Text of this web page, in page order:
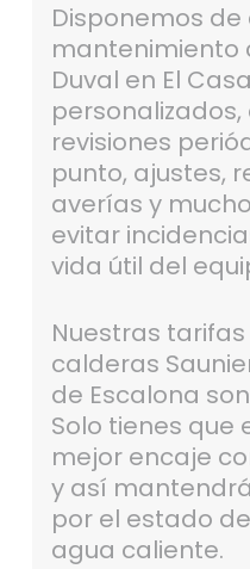
Disponemos
mantenimiento
Duval en El
personalizados,
revisiones
punto, ajustes,
averías y
evitar
vida útil del
Nuestras
calderas
de Escalona
Solo tienes que
mejor encaje
y así
por el estado
agua caliente.